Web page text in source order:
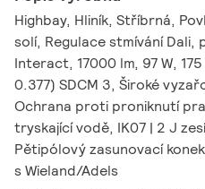
Highbay, Hliník, Stříbrná,
solí, Regulace stmívání Dali,
Interact, 17000 lm, 97 W,
0.377) SDCM 3, Široké
Ochrana proti proniknutí
tryskající vodě, IK07 | 2 J
Pětipólový zasunovací
s Wieland/Adels